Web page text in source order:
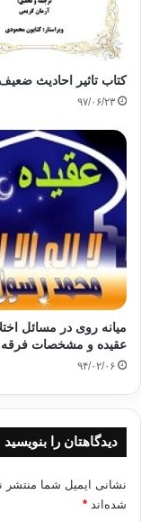
وی بوسیله تفکر
را در طول کتاب
راستش را بخواهید،
و مغایر از
نهایی این کتاب به
بینی شده چنین
۱- پیشنهاد ما
طول مدت یک تا دو
ساعت) فاصله قرار
مطالب مطرح شده
۴- اگر در طی
شد، بدون وقفه در
حتما بعد از
کتاب تاثیر احادیث
۹۷/۰۶/۲۳
میانه روی در مسائل
عقیده و مشخصات فرقه
۹۴/۰۲/۰۶
دیدگاهتان را بنویسید
نشانی ایمیل شما منتشر
شده‌اند *